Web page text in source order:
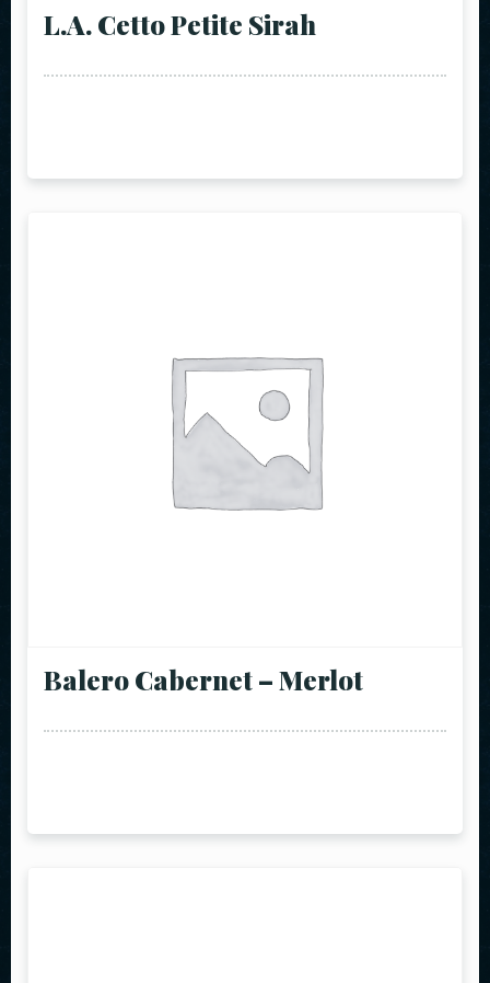
L.A. Cetto Petite Sirah
Balero Cabernet – Merlot